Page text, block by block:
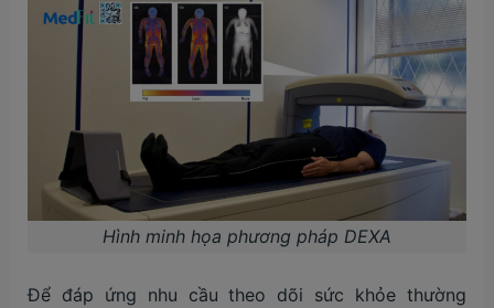
Hình minh họa phương pháp DEXA
Để đáp ứng nhu cầu theo dõi sức khỏe thường